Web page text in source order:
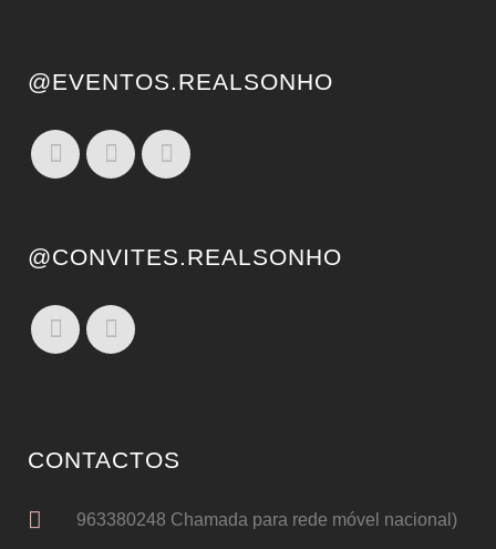
@EVENTOS.REALSONHO
@CONVITES.REALSONHO
CONTACTOS
963380248 Chamada para rede móvel nacional)